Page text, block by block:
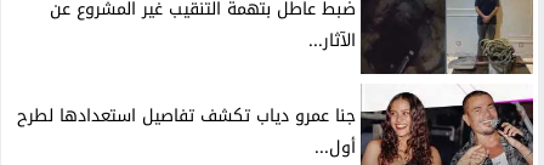
ضبط عاطل بتهمة التنقيب غير المشروع عن
الآثار...
جنا عمرو دياب تكشف تفاصيل استعدادها لطرح
أول...